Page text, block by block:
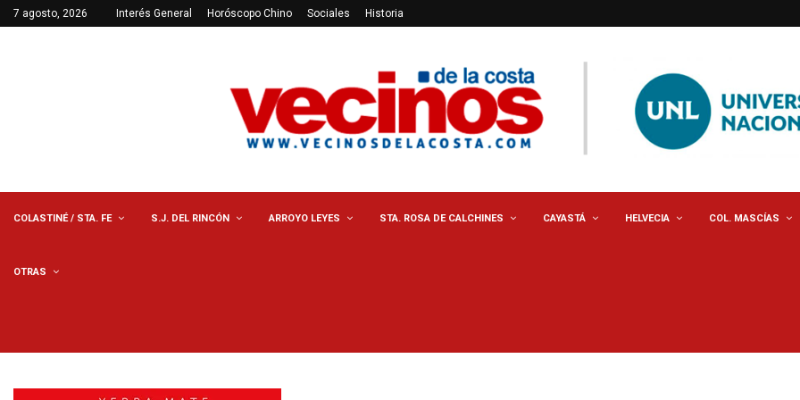
7 agosto, 2026 Interés General Horóscopo Chino Sociales Historia
COLASTINÉ / STA. FE S.J. DEL RINCÓN ARROYO LEYES STA. ROSA DE CALCHINES CAYASTÁ HELVECIA COL. MASCÍAS
OTRAS